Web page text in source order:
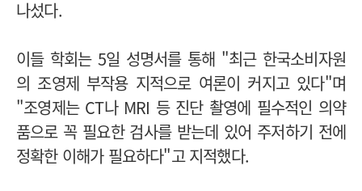
나섰다.
이들 학회는 5일 성명서를 통해 "최근 한국소비자원
의 조영제 부작용 지적으로 여론이 커지고 있다"며
"조영제는 CT나 MRI 등 진단 촬영에 필수적인 의약
품으로 꼭 필요한 검사를 받는데 있어 주저하기 전에
정확한 이해가 필요하다"고 지적했다.